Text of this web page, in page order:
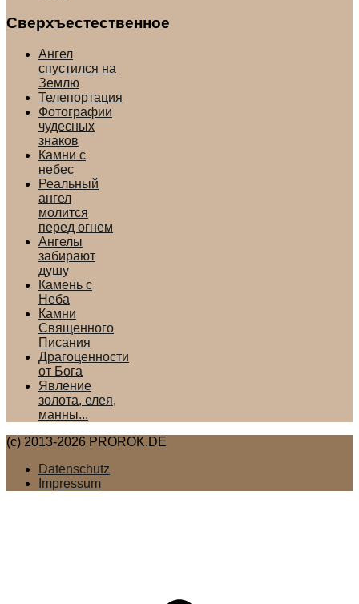
Сверхъестественное
Ангел
спустился на
Землю
Телепортация
Фотографии
чудесных
знаков
Камни с
небес
Реальный
ангел
молится
перед огнем
Ангелы
забирают
душу
Камень с
Неба
Камни
Священного
Писания
Драгоценности
от Бога
Явление
золота, елея,
манны...
(c) 2013-2026 PROROK.DE
Datenschutz
Impressum